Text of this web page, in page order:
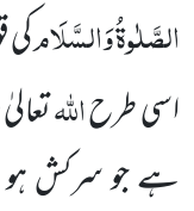
الصَّلٰوۃُ وَالسَّلَام
اسی طرحاللہ
ہے جو سرکش ہو